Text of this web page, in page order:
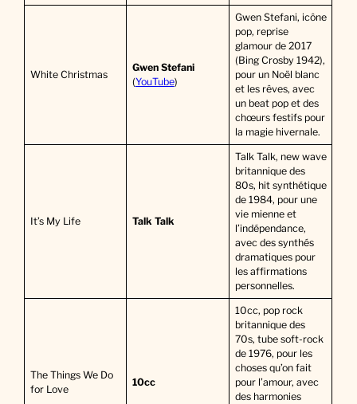
White Christmas
Gwen Stefani
(YouTube)
Gwen Stefani, icône
pop, reprise
glamour de 2017
(Bing Crosby 1942),
pour un Noël blanc
et les rêves, avec
un beat pop et des
chœurs festifs pour
la magie hivernale.
It’s My Life Talk Talk
Talk Talk, new wave
britannique des
80s, hit synthétique
de 1984, pour une
vie mienne et
l’indépendance,
avec des synthés
dramatiques pour
les affirmations
personnelles.
The Things We Do
for Love
10cc
10cc, pop rock
britannique des
70s, tube soft-rock
de 1976, pour les
choses qu’on fait
pour l’amour, avec
des harmonies